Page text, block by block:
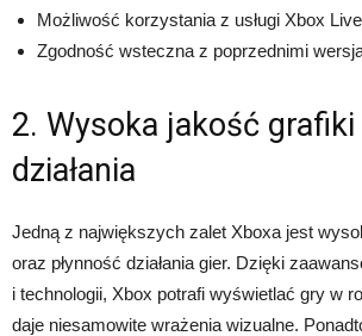
Możliwość korzystania z usługi Xbox Live
Zgodność wsteczna z poprzednimi
2. Wysoka jakość grafiki
działania
Jedną z największych zalet Xboxa jest
oraz płynność działania gier. Dzięki
i technologii, Xbox potrafi wyświetlać gry w
daje niesamowite wrażenia wizualne.